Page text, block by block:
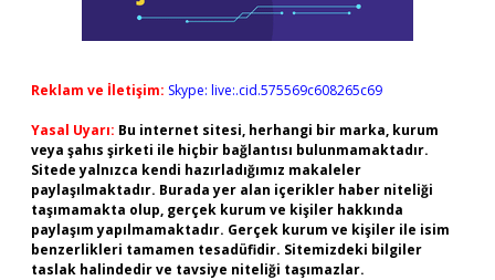
Reklam ve İletişim: Skype: live:.cid.575569c608265c69
Yasal Uyarı: Bu internet sitesi, herhangi bir marka, kurum
veya şahıs şirketi ile hiçbir bağlantısı bulunmamaktadır.
Sitede yalnızca kendi hazırladığımız makaleler
paylaşılmaktadır. Burada yer alan içerikler haber niteliği
taşımamakta olup, gerçek kurum ve kişiler hakkında
paylaşım yapılmamaktadır. Gerçek kurum ve kişiler ile isim
benzerlikleri tamamen tesadüfidir. Sitemizdeki bilgiler
taslak halindedir ve tavsiye niteliği taşımazlar.